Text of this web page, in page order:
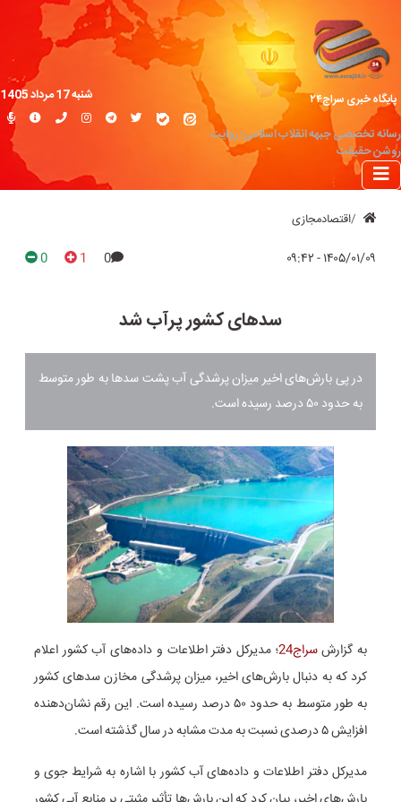
پایگاه خبری سراج۲۴
رسانه تخصصی جبهه انقلاب اسلامی؛ روایت
روشن حقیقت
شنبه 17 مرداد 1405
اقتصادمجازی
۱۴۰۵/۰۱/۰۹ - ۰۹:۴۲ 0
1
0
سدهای کشور پرآب شد
در پی بارش‌های اخیر میزان پرشدگی آب پشت سدها به طور متوسط
به حدود ۵۰ درصد رسیده است.
به گزارشسراج24
؛ مدیرکل دفتر اطلاعات و داده‌های آب کشور اعلام
کرد که به دنبال بارش‌های اخیر، میزان پرشدگی مخازن سدهای کشور
به طور متوسط به حدود ۵۰ درصد رسیده است. این رقم نشان‌دهنده
افزایش ۵ درصدی نسبت به مدت مشابه در سال گذشته است.
مدیرکل دفتر اطلاعات و داده‌های آب کشور با اشاره به شرایط جوی و